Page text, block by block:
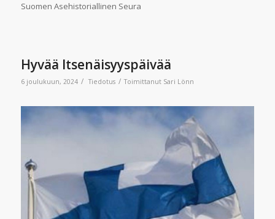
Suomen Asehistoriallinen Seura
Hyvää Itsenäisyyspäivää
6 joulukuun, 2024 / Tiedotus / Toimittanut Sari Lönn